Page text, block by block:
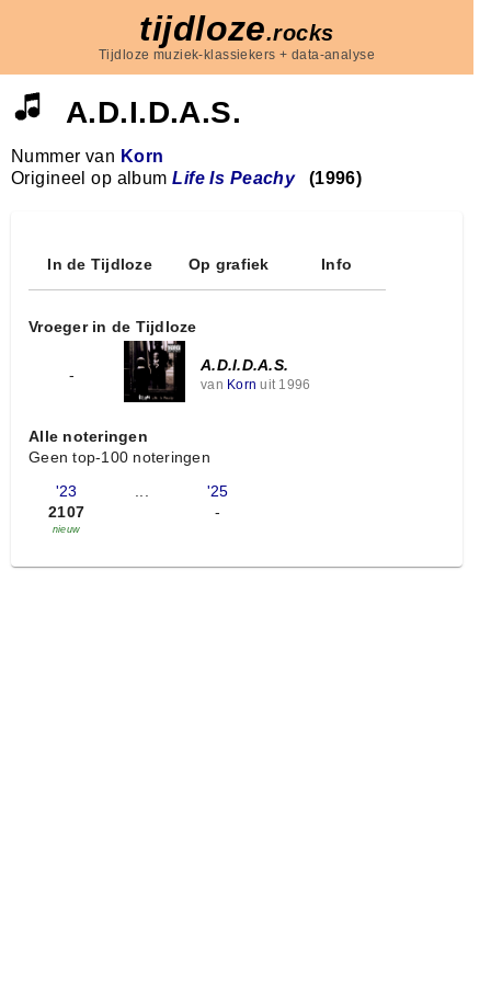
tijdloze.rocks
Tijdloze muziek-klassiekers + data-analyse
A.D.I.D.A.S.
Nummer van Korn
Origineel op albumLife Is Peachy (1996)
In de Tijdloze Op grafiek Info
Vroeger in de Tijdloze
-
A.D.I.D.A.S.
van Korn uit 1996
Alle noteringen
Geen top-100 noteringen
'23
2107
nieuw
...
'25
-